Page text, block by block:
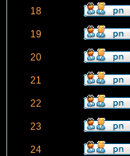
18
19
20
21
22
23
24